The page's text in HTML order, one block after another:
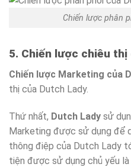
Chiến lược phân
5. Chiến lược chiêu thị
Chiến lược Marketing của
thị của Dutch Lady.
Thứ nhất, Dutch Lady sử
Marketing được sử dụng để
thông điệp của Dutch Lady
tiện được sử dụng chủ yếu